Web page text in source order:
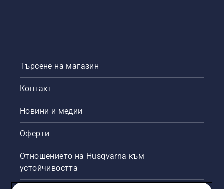
Търсене на магазин
Контакт
Новини и медии
Оферти
Отношението на Husqvarna към
устойчивостта